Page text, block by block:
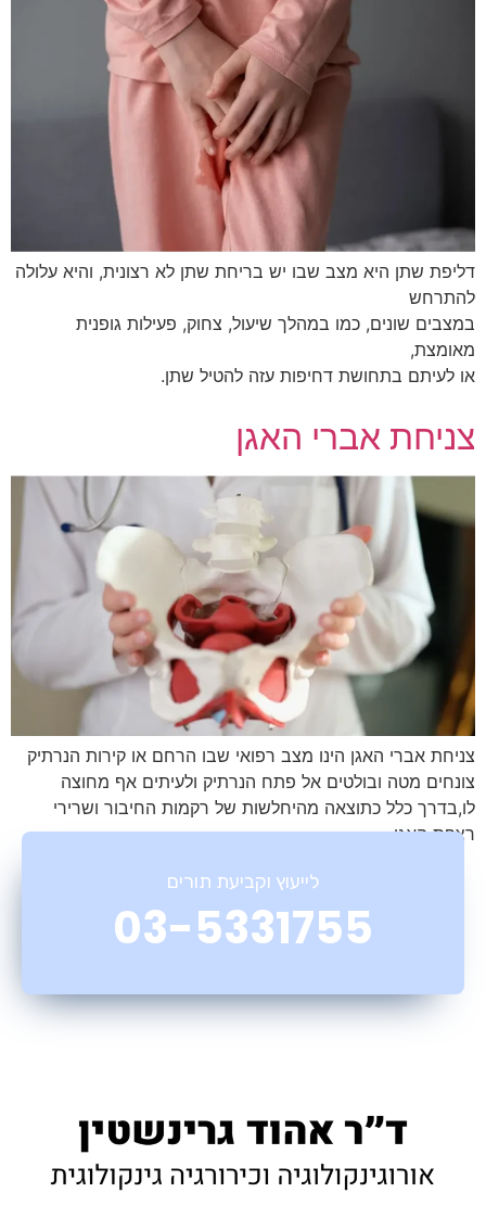
דליפת שתן היא מצב שבו יש בריחת שתן לא רצונית, והיא עלולה
להתרחש
במצבים שונים, כמו במהלך שיעול, צחוק, פעילות גופנית
מאומצת,
או לעיתם בתחושת דחיפות עזה להטיל שתן.
צניחת אברי האגן
צניחת אברי האגן הינו מצב רפואי שבו הרחם או קירות הנרתיק
צונחים מטה ובולטים אל פתח הנרתיק ולעיתים אף מחוצה
לו,בדרך כלל כתוצאה מהיחלשות של רקמות החיבור ושרירי
רצפת האגן.
לייעוץ וקביעת תורים
03-5331755